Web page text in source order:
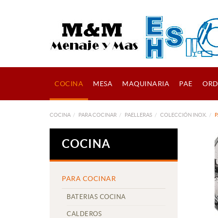
COCINA MESA MAQUINARIA PAE
COCINA PARA COCINAR PAELLERAS COLECCIÓN INOX.
COCINA
PARA COCINAR
BATERIAS COCINA
CALDEROS